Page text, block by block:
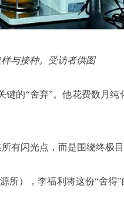
与接种。受访者供图
的“舍弃”。他花费数月
有闪光点，而是围绕终极
），李福利将这份“舍得